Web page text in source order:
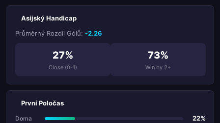
Asijský Handicap
Průměrný Rozdíl Gólů: -2.26
27%
Close (0-1)
73%
Win by 2+
První Poločas
Doma 22%